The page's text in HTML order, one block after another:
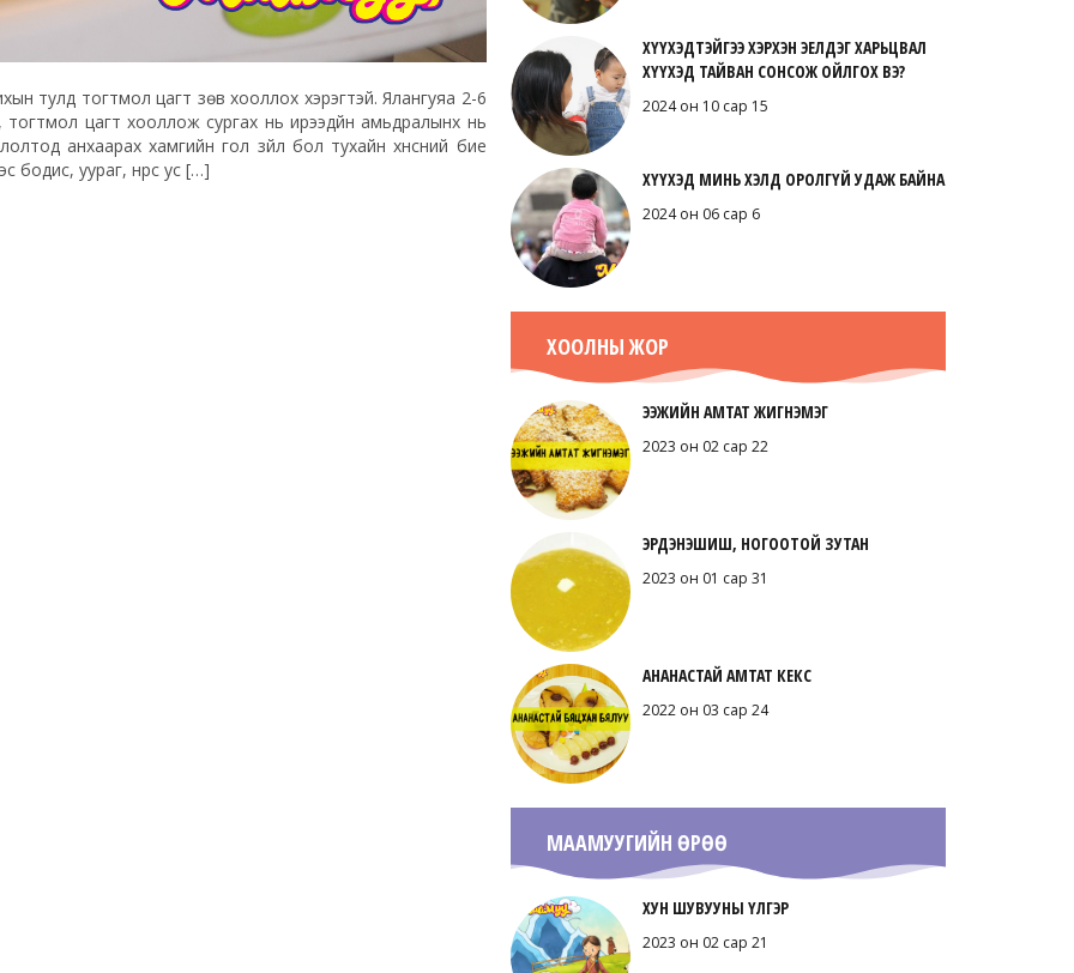
тулд тогтмол цагт зөв хооллох хэрэгтэй. Ялангуяа 2-6
тогтмол цагт хооллож сургах нь ирээдүйн амьдралынх нь
анхаарах хамгийн гол зүйл бол тухайн хүнсний бие
уураг, нүүрс ус […]
ХҮҮХЭДТЭЙГЭЭ ХЭРХЭН ЭЕЛДЭГ ХАРЬЦВАЛ
ХҮҮХЭД ТАЙВАН СОНСОЖ ОЙЛГОХ ВЭ?
2024 он 10 сар 15
ХҮҮХЭД МИНЬ ХЭЛД ОРОЛГҮЙ УДАЖ БАЙНА
2024 он 06 сар 6
ХООЛНЫ ЖОР
ЭЭЖИЙН АМТАТ ЖИГНЭМЭГ
2023 он 02 сар 22
ЭРДЭНЭШИШ, НОГООТОЙ ЗУТАН
2023 он 01 сар 31
АНАНАСТАЙ АМТАТ КЕКС
2022 он 03 сар 24
МААМУУГИЙН ӨРӨӨ
ХУН ШУВУУНЫ ҮЛГЭР
2023 он 02 сар 21